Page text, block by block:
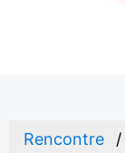
Rencontre